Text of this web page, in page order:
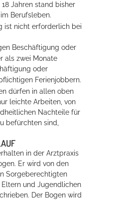
18 Jahren stand bisher
Berufsleben.
ist nicht erforderlich bei
Beschäftigung oder
als zwei Monate
oder
Ferienjobbern.
dürfen in allen oben
leichte Arbeiten, von
Nachteile für
befürchten sind,
in der Arztpraxis
Er wird von den
Sorgeberechtigten
und Jugendlichen
Der Bogen wird